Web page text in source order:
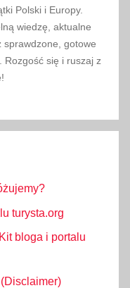
Polski i Europy.
wiedzę, aktualne
sprawdzone, gotowe
Rozgość się i ruszaj z
turysta.org
bloga i portalu